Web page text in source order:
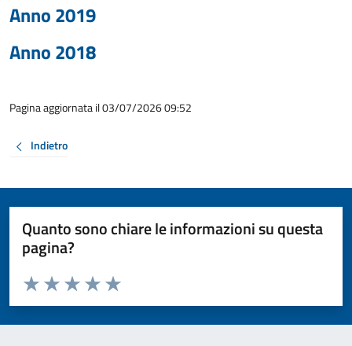
Anno 2019
Anno 2018
Pagina aggiornata il 03/07/2026 09:52
Indietro
Quanto sono chiare le informazioni su questa
pagina?
Valuta da 1 a 5 stelle la pagina
Valuta 5 stelle su 5
Valuta 4 stelle su 5
Valuta 3 stelle su 5
Valuta 2 stelle su 5
Valuta 1 stelle su 5